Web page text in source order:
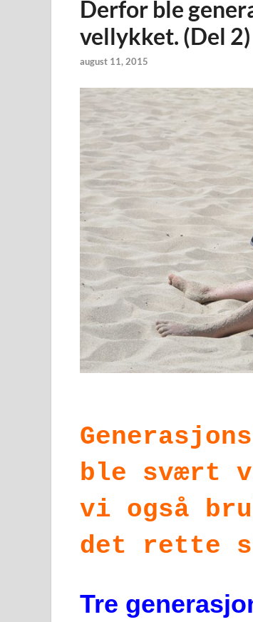
Derfor ble
vellykket. (Del 2)
august 11, 2015
ble svært
vi også
det rette
Tre